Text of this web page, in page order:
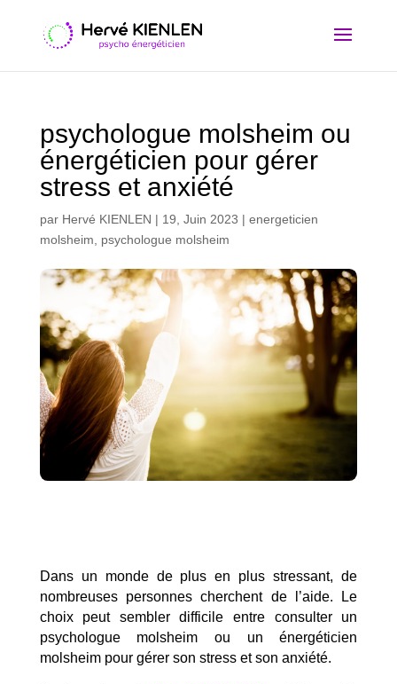
psychologue molsheim ou
énergéticien pour gérer
stress et anxiété
par Hervé KIENLEN | 19, Juin 2023 | energeticien
molsheim
psychologue molsheim
Dans un monde de plus en plus stressant, de
nombreuses personnes cherchent de l’aide. Le
choix peut sembler difficile entre consulter un
psychologue molsheim ou un énergéticien
molsheim pour gérer son stress et son anxiété.